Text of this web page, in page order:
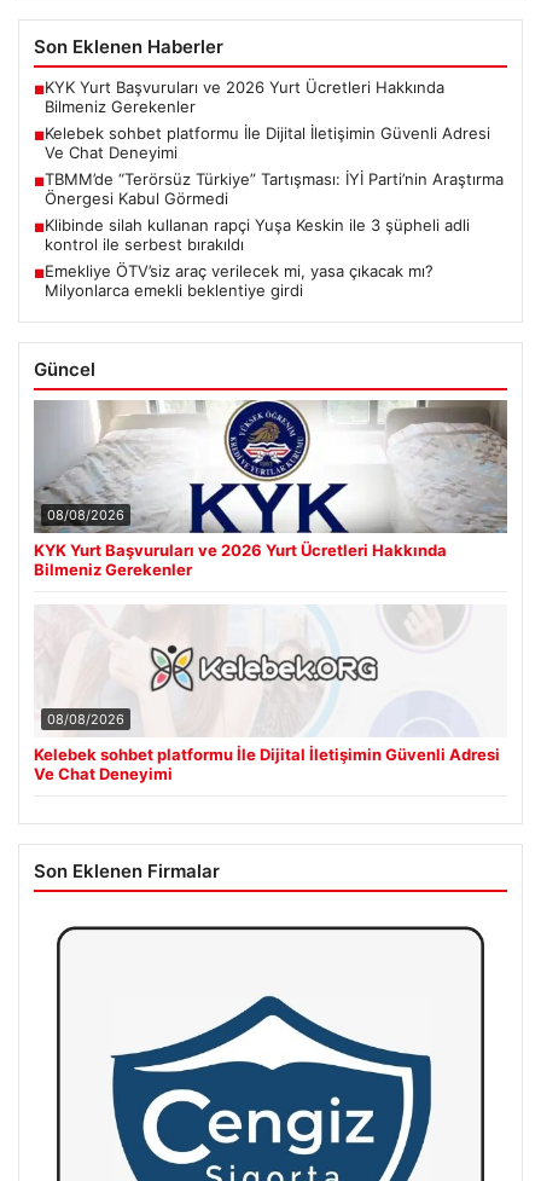
Son Eklenen Haberler
■KYK Yurt Başvuruları ve 2026 Yurt Ücretleri Hakkında
Bilmeniz Gerekenler
■Kelebek sohbet platformu İle Dijital İletişimin Güvenli Adresi
Ve Chat Deneyimi
■TBMM’de “Terörsüz Türkiye” Tartışması: İYİ Parti’nin Araştırma
Önergesi Kabul Görmedi
■Klibinde silah kullanan rapçi Yuşa Keskin ile 3 şüpheli adli
kontrol ile serbest bırakıldı
■Emekliye ÖTV’siz araç verilecek mi, yasa çıkacak mı?
Milyonlarca emekli beklentiye girdi
Güncel
08/08/2026
KYK Yurt Başvuruları ve 2026 Yurt Ücretleri Hakkında
Bilmeniz Gerekenler
08/08/2026
Kelebek sohbet platformu İle Dijital İletişimin Güvenli Adresi
Ve Chat Deneyimi
Son Eklenen Firmalar